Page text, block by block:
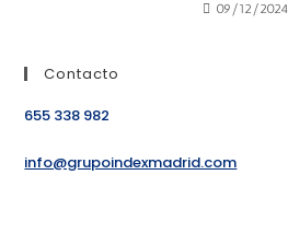
09/12/2024
Contacto
655 338 982
info@grupoindexmadrid.com